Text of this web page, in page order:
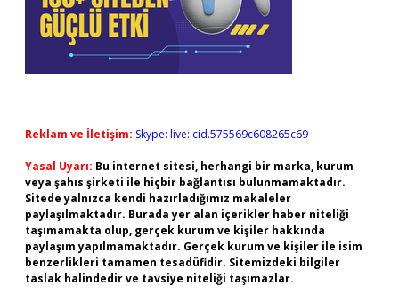
Reklam ve İletişim: Skype: live:.cid.575569c608265c69
Yasal Uyarı: Bu internet sitesi, herhangi bir marka, kurum
veya şahıs şirketi ile hiçbir bağlantısı bulunmamaktadır.
Sitede yalnızca kendi hazırladığımız makaleler
paylaşılmaktadır. Burada yer alan içerikler haber niteliği
taşımamakta olup, gerçek kurum ve kişiler hakkında
paylaşım yapılmamaktadır. Gerçek kurum ve kişiler ile isim
benzerlikleri tamamen tesadüfidir. Sitemizdeki bilgiler
taslak halindedir ve tavsiye niteliği taşımazlar.